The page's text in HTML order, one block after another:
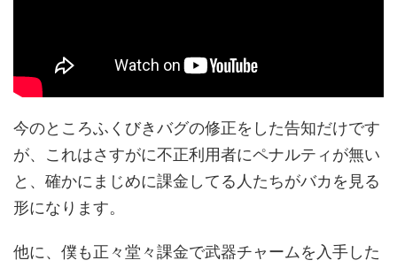
今のところふくびきバグの修正をした告知だけです
が、これはさすがに不正利用者にペナルティが無い
と、確かにまじめに課金してる人たちがバカを見る
形になります。
他に、僕も正々堂々課金で武器チャームを入手した